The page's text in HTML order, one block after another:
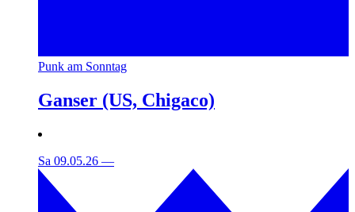
Punk am Sonntag
Ganser (US, Chigaco)
Sa 09.05.26 —